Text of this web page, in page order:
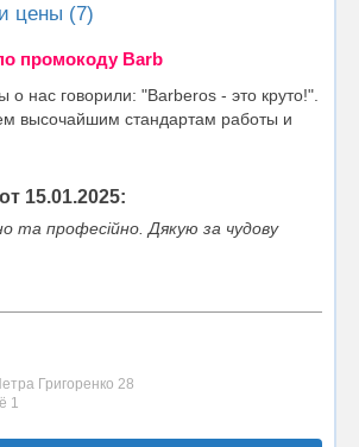
цены (7)
промокоду Barb
нас говорили: "Barberos - это круто!".
высочайшим стандартам работы и
15.01.2025:
та професійно. Дякую за чудову
Григоренко 28
1